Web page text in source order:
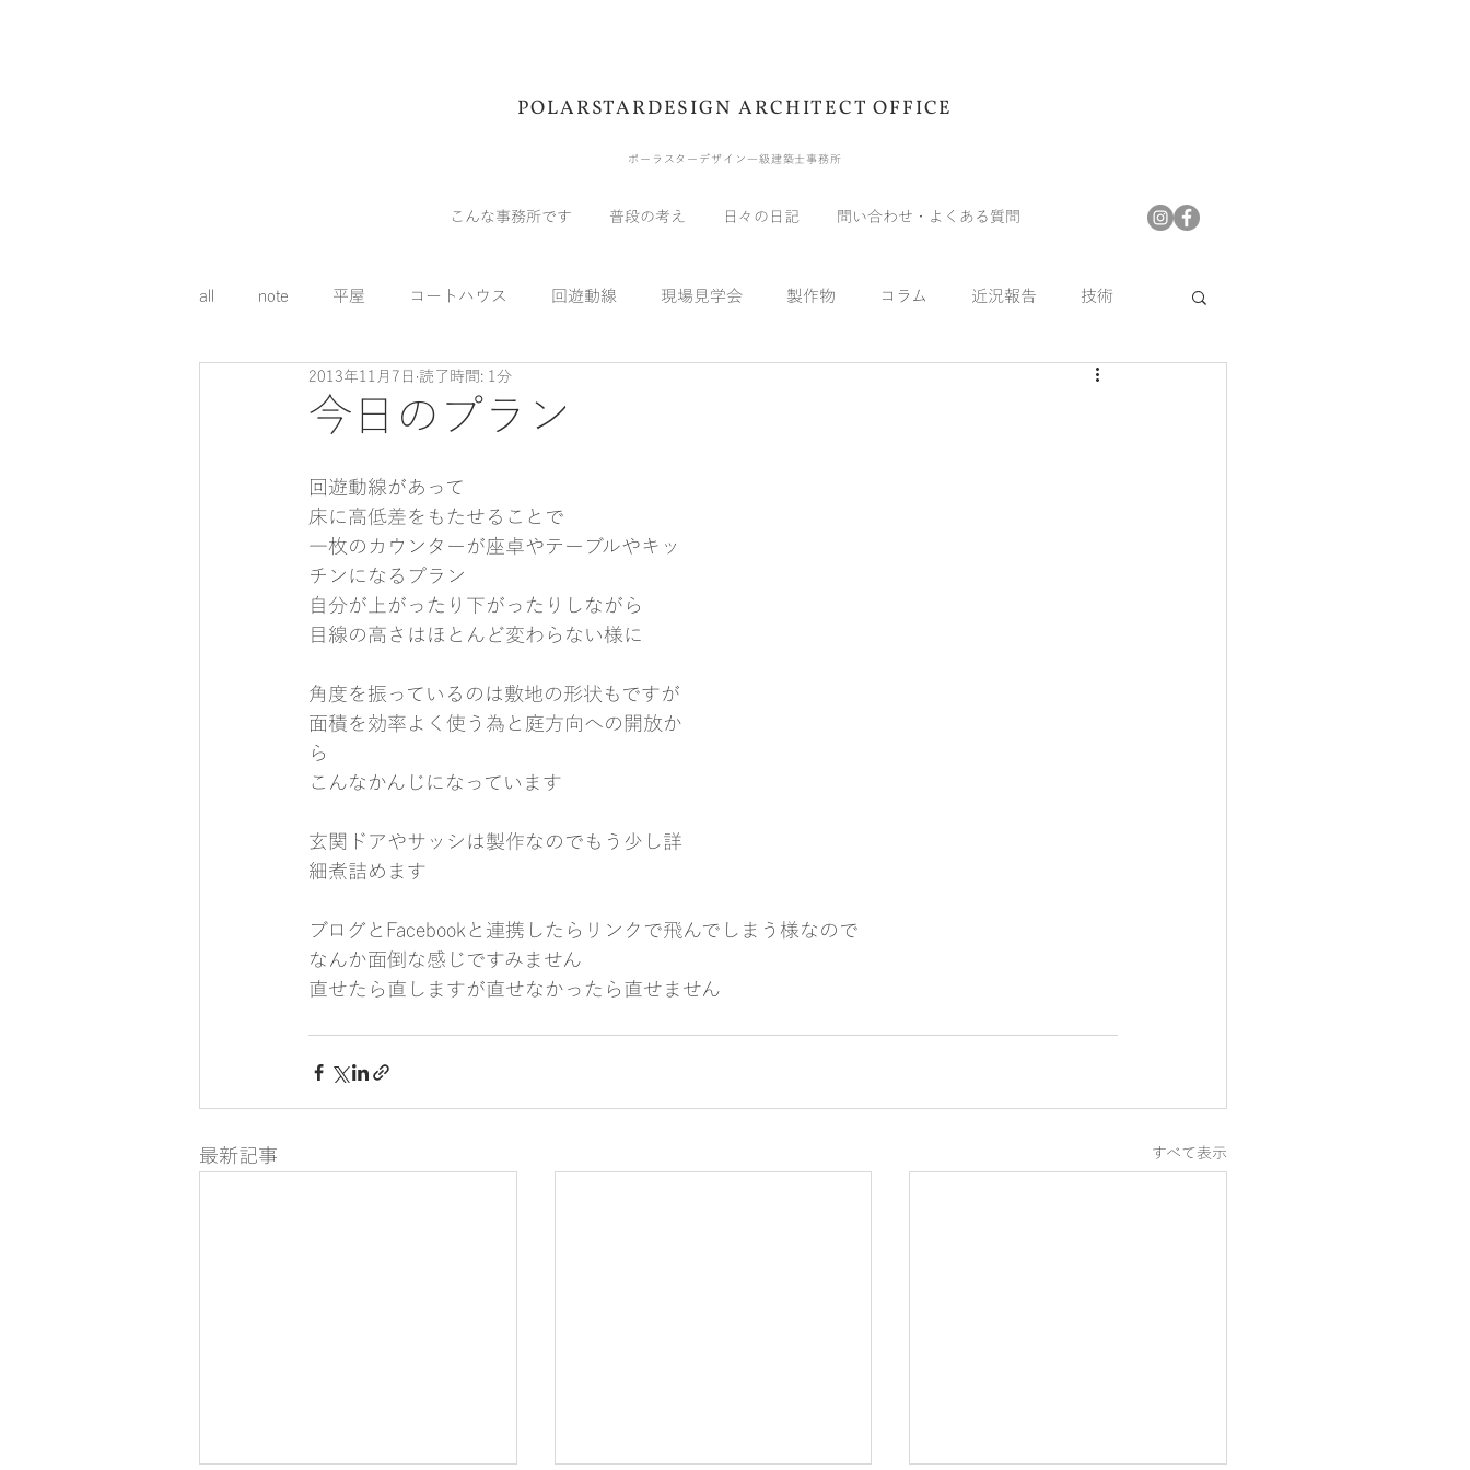
POLARSTARDESIGN ARCHITECT OFFICE
こんな事務所です 普段の考え 日々の日記 問い合わせ・よくある質問
ポーラスターデザイン一級建築士事務所
all note 平屋 コートハウス 回遊動線 現場見学会 製作物 コラム 近況報告 技術
料理 コスト 展示会
今日のプラン
2013年11月7日 読了時間: 1分
回遊動線があって
床に高低差をもたせることで
一枚のカウンターが座卓やテーブルやキッ
チンになるプラン
自分が上がったり下がったりしながら
目線の高さはほとんど変わらない様に
角度を振っているのは敷地の形状もですが
面積を効率よく使う為と庭方向への開放か
ら
こんなかんじになっています
玄関ドアやサッシは製作なのでもう少し詳
細煮詰めます
ブログとFacebookと連携したらリンクで飛んでしまう様なので
なんか面倒な感じですみません
直せたら直しますが直せなかったら直せません
最新記事 すべて表示